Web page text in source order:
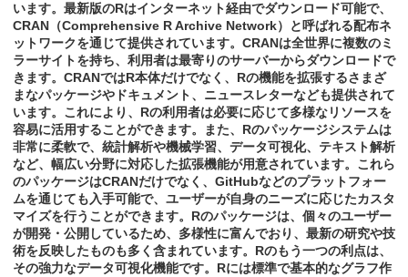
います。最新版のRはインターネット経由でダウンロード可能で、
CRAN（Comprehensive R Archive Network）と呼ばれる配布ネ
ットワークを通じて提供されています。CRANは全世界に複数のミ
ラーサイトを持ち、利用者は最寄りのサーバーからダウンロードで
きます。CRANではR本体だけでなく、Rの機能を拡張するさまざ
まなパッケージやドキュメント、ニュースレターなども提供されて
います。これにより、Rの利用者は必要に応じて多様なリソースを
容易に活用することができます。また、Rのパッケージシステムは
非常に柔軟で、統計解析や機械学習、データ可視化、テキスト解析
など、幅広い分野に対応した拡張機能が用意されています。これら
のパッケージはCRANだけでなく、GitHubなどのプラットフォー
ムを通じても入手可能で、ユーザーが自身のニーズに応じたカスタ
マイズを行うことができます。Rのパッケージは、個々のユーザー
が開発・公開しているため、多様性に富んでおり、最新の研究や技
術を反映したものも多く含まれています。Rのもう一つの利点は、
その強力なデータ可視化機能です。Rには標準で基本的なグラフ作